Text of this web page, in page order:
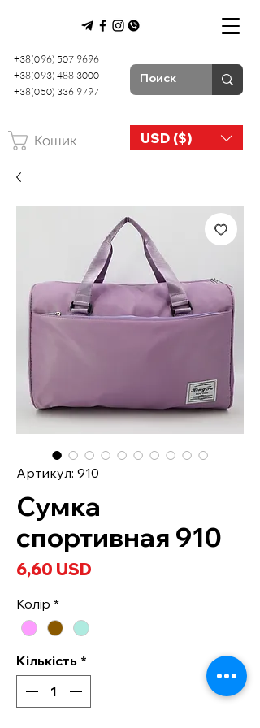
+38(096) 507 9696
+38(093) 488 3000
+38(050) 336 9797
USD ($)
Кошик
Артикул: 910
Сумка
спортивная 910
6,60 USD
Колір *
Кількість *